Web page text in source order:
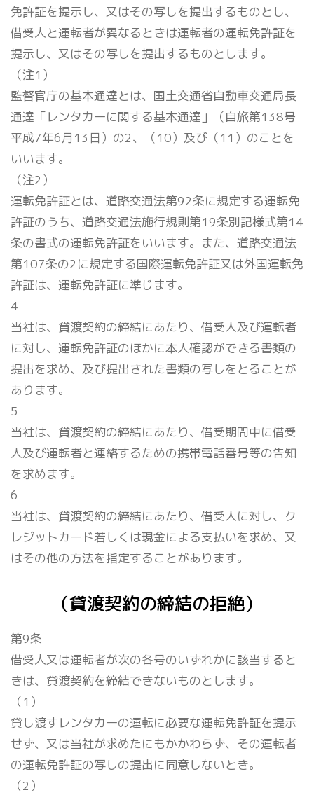
免許証を提示し、又はその写しを提出するものとし、
借受人と運転者が異なるときは運転者の運転免許証を
提示し、又はその写しを提出するものとします。
（注1）
監督官庁の基本通達とは、国土交通省自動車交通局長
通達「レンタカーに関する基本通達」（自旅第138号
平成7年6月13日）の2、（10）及び（11）のことを
いいます。
（注2）
運転免許証とは、道路交通法第92条に規定する運転免
許証のうち、道路交通法施行規則第19条別記様式第14
条の書式の運転免許証をいいます。また、道路交通法
第107条の2に規定する国際運転免許証又は外国運転免
許証は、運転免許証に準じます。
4
当社は、貸渡契約の締結にあたり、借受人及び運転者
に対し、運転免許証のほかに本人確認ができる書類の
提出を求め、及び提出された書類の写しをとることが
あります。
5
当社は、貸渡契約の締結にあたり、借受期間中に借受
人及び運転者と連絡するための携帯電話番号等の告知
を求めます。
6
当社は、貸渡契約の締結にあたり、借受人に対し、ク
レジットカード若しくは現金による支払いを求め、又
はその他の方法を指定することがあります。
（貸渡契約の締結の拒絶）
第9条
借受人又は運転者が次の各号のいずれかに該当すると
きは、貸渡契約を締結できないものとします。
（1）
貸し渡すレンタカーの運転に必要な運転免許証を提示
せず、又は当社が求めたにもかかわらず、その運転者
の運転免許証の写しの提出に同意しないとき。
（2）